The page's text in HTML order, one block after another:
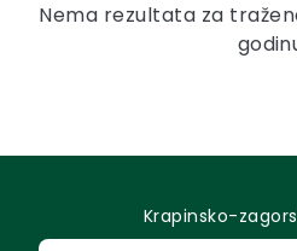
Nema rezultata za
Krapinsko-